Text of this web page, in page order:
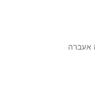
אעברה